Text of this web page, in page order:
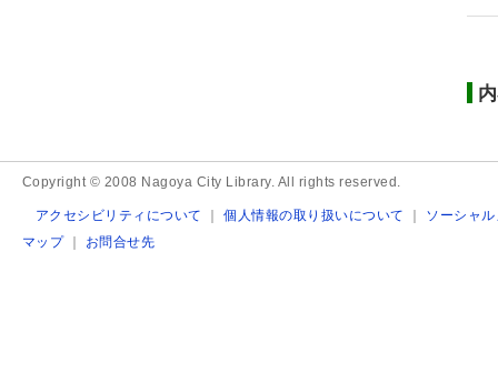
Copyright © 2008 Nagoya City Library. All rights reserved.
アクセシビリティについて ｜個人情報の取り扱いについて ｜ ソーシャ
マップ｜ お問合せ先